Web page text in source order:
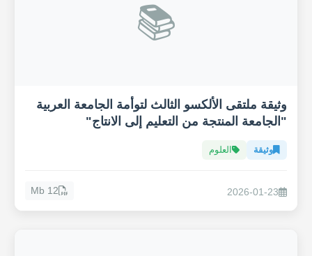
📚
وثيقة ملتقى الألكسو الثالث لتوأمة الجامعة العربية
"الجامعة المنتجة من التعليم إلى الانتاج"
وثيقة العلوم
2026-01-23
12 Mb